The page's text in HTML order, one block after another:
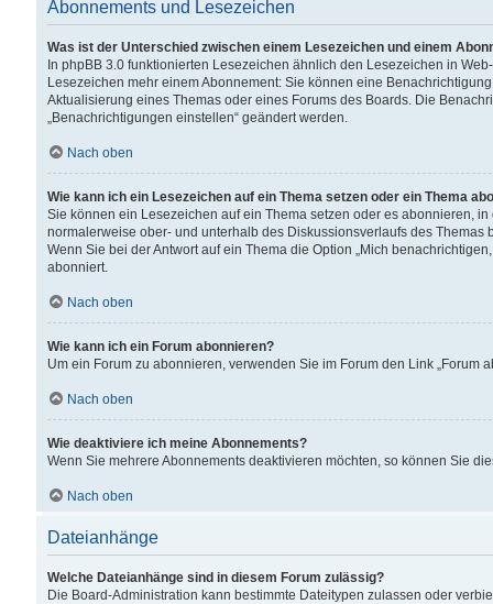
Abonnements und Lesezeichen
Was ist der Unterschied zwischen einem Lesezeichen und einem
In phpBB 3.0 funktionierten Lesezeichen ähnlich den Lesezeichen in
Lesezeichen mehr einem Abonnement: Sie können eine
Aktualisierung eines Themas oder eines Forums des Boards. Die
„Benachrichtigungen einstellen“ geändert werden.
Nach oben
Wie kann ich ein Lesezeichen auf ein Thema setzen oder ein Thema
Sie können ein Lesezeichen auf ein Thema setzen oder es abonnieren,
normalerweise ober- und unterhalb des Diskussionsverlaufs des Themas
Wenn Sie bei der Antwort auf ein Thema die Option „Mich
abonniert.
Nach oben
Wie kann ich ein Forum abonnieren?
Um ein Forum zu abonnieren, verwenden Sie im Forum den Link „Forum
Nach oben
Wie deaktiviere ich meine Abonnements?
Wenn Sie mehrere Abonnements deaktivieren möchten, so können Sie
Nach oben
Dateianhänge
Welche Dateianhänge sind in diesem Forum zulässig?
Die Board-Administration kann bestimmte Dateitypen zulassen oder